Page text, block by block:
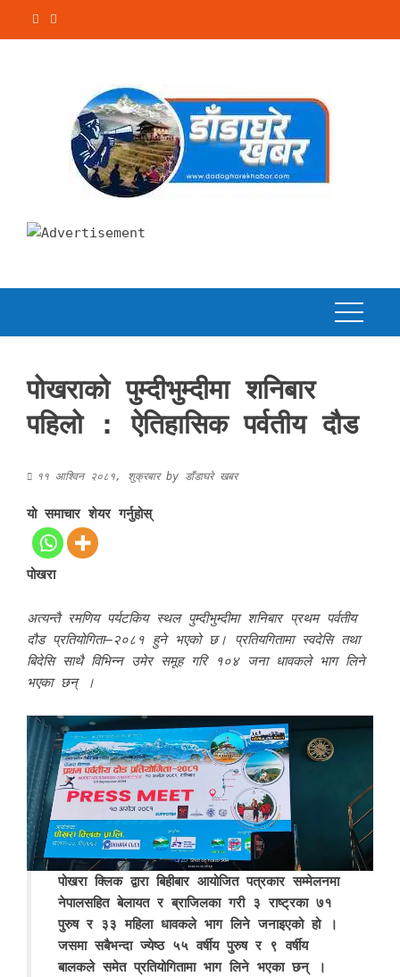
पोखराको पुम्दीभुम्दीमा शनिबार
पहिलो : ऐतिहासिक पर्वतीय दौड
११ आश्विन २०८१, शुक्रबारby डाँडाघरे खबर
यो समाचार शेयर गर्नुहोस्
पोखरा
अत्यन्तै रमणिय पर्यटकिय स्थल पुम्दीभुम्दीमा शनिबार प्रथम पर्वतीय
दौड प्रतियोगिता–२०८१ हुने भएको छ। प्रतिय‍गितामा स्वदेसि तथा
बिदेसि साथै विभिन्न उमेर समूह गरि १०४ जना धावकले भाग लिने
भएका छन् ।
पोखरा क्लिक द्वारा बिहीबार आयोजित पत्रकार सम्मेलनमा
नेपालसहित बेलायत र ब्राजिलका गरी ३ राष्ट्रका ७१
पुरुष र ३३ महिला धावकले भाग लिने जनाइएको हो ।
जसमा सबैभन्दा ज्येष्ठ ५५ वर्षीय पुरुष र ९ वर्षीय
बालकले समेत प्रतियोगितामा भाग लिने भएका छन् ।